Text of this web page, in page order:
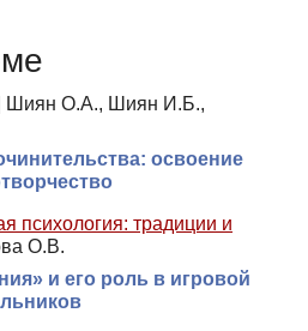
Шиян О.А., Шиян И.Б.,
освоение
психология: традиции и
О.В.
и его роль в игровой